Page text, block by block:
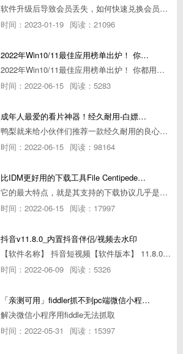
软件升级后导致会员丢失，如何快速兑换会员详细攻略
时间：2023-01-19 阅读：21096
2022年Win10/11最佳应用榜单出炉！ 你都用过几个？
2022年Win10/11最佳应用榜单出炉！ 你都用过几个？
时间：2022-06-15 阅读：5283
成年人最爱的看片神器！经久耐用-白嫖全网资源
鸭梨就来给小伙伴们推荐一款经久耐用的良心播放器，资源齐全无广告，可以放心使用~
时间：2022-06-15 阅读：98164
比IDM更好用的下载工具File Centipede文件蜈蚣-秒杀迅雷-直接飞起！
它的最大特点，就是其支持的下载协议几乎是市面上最全面的，包括HTTP/FTP、BT种子、磁力链接，m3u8流任务（AES-128解密）。
时间：2022-06-15 阅读：17997
抖音v11.8.0_内置抖音伴侣/视频去水印
【软件名称】 抖音短视频【软件版本】 11.8.0【软件大小】 83.74M【是否Root】不需要【测试机型】PCML10 [oppo Reno Ace]【文字介绍】 抖音短视频app是一款很有意思娱
时间：2022-06-09 阅读：5326
「亲测可用」fiddler抓不到pc端微信小程序包解决方案
解决微信小程序用fiddle无法抓取
时间：2022-05-31
阅读：15397